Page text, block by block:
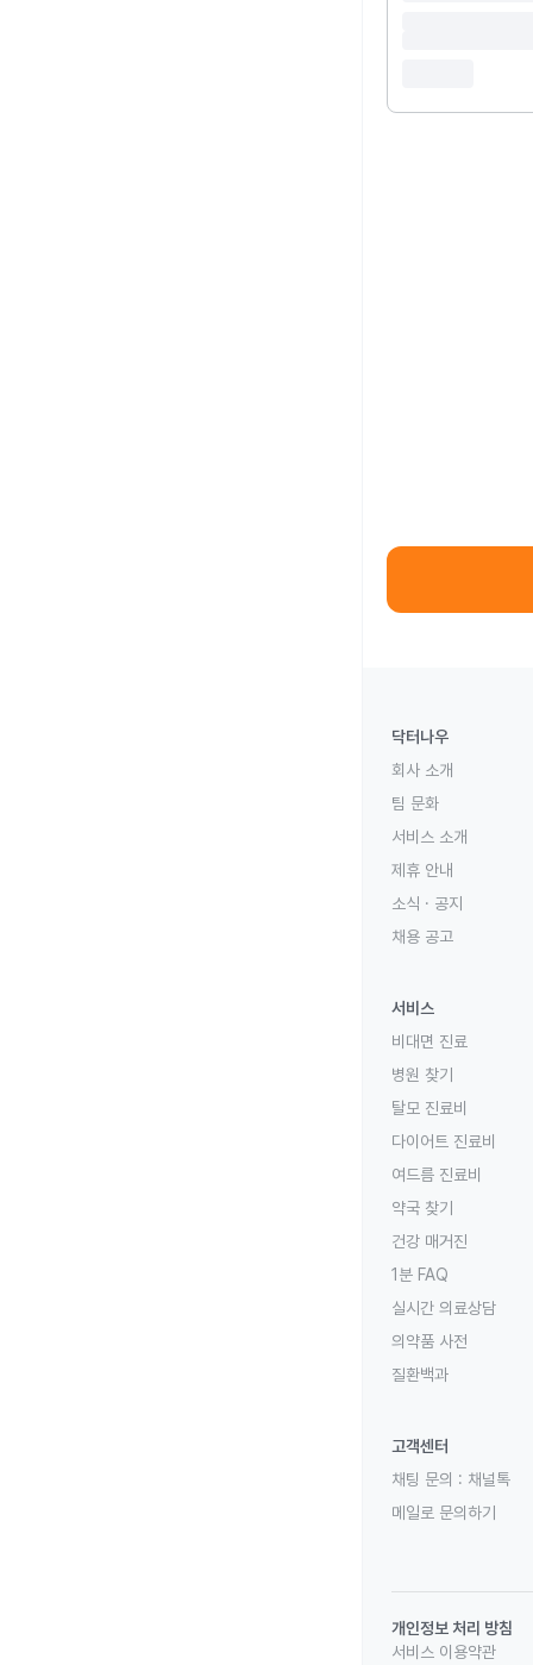
닥터나우
회사 소개
팀 문화
서비스 소개
제휴 안내
소식 · 공지
채용 공고
서비스
비대면 진료
병원 찾기
탈모 진료비
다이어트 진료비
여드름 진료비
약국 찾기
건강 매거진
1분 FAQ
실시간 의료상담
의약품 사전
질환백과
고객센터
채팅 문의 : 채널톡
메일로 문의하기
개인정보 처리 방침
서비스 이용약관